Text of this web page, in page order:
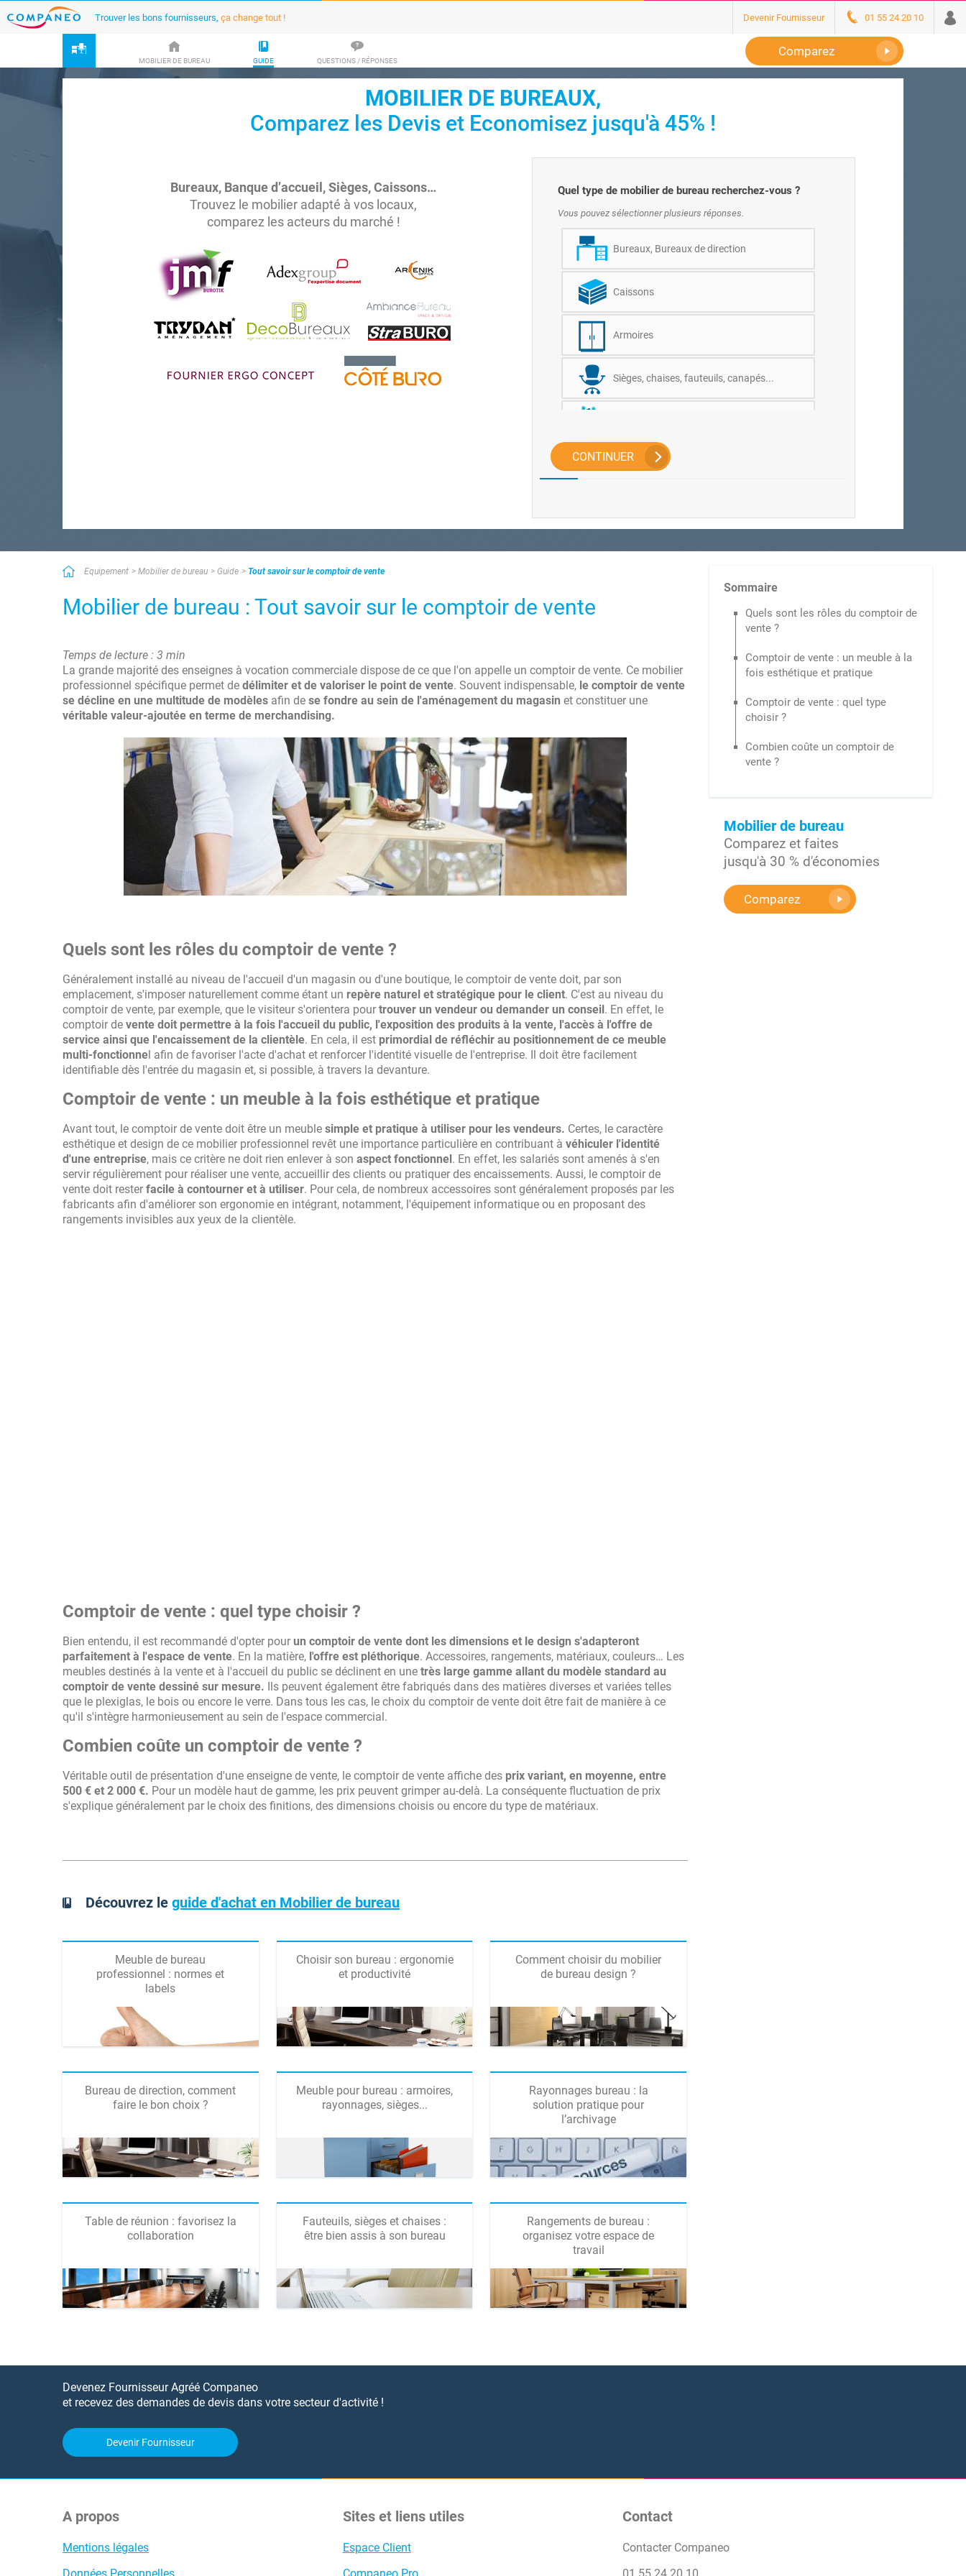
Trouver les bons fournisseurs, ça change tout ! Devenir Fournisseur 01 55 24 20 10
MOBILIER DE BUREAU GUIDE QUESTIONS / RÉPONSES
Comparez
MOBILIER DE BUREAUX,
Comparez les Devis et Economisez jusqu'à 45% !
Bureaux, Banque d’accueil, Sièges, Caissons…
Trouvez le mobilier adapté à vos locaux,
comparez les acteurs du marché !
Quel type de mobilier de bureau recherchez-vous ?
Vous pouvez sélectionner plusieurs réponses.
Bureaux, Bureaux de direction
Caissons
Armoires
Sièges, chaises, fauteuils, canapés...
Banque et comptoir d'accueil
CONTINUER
Equipement Mobilier de bureau Guide Tout savoir sur le comptoir de vente
Mobilier de bureau : Tout savoir sur le comptoir de vente
Temps de lecture : 3 min
La grande majorité des enseignes à vocation commerciale dispose de ce que l'on appelle un comptoir de vente. Ce mobilier
professionnel spécifique permet de délimiter et de valoriser le point de vente. Souvent indispensable, le comptoir de vente
se décline en une multitude de modèles afin de se fondre au sein de l'aménagement du magasin et constituer une
véritable valeur-ajoutée en terme de merchandising.
Quels sont les rôles du comptoir de vente ?
Généralement installé au niveau de l'accueil d'un magasin ou d'une boutique, le comptoir de vente doit, par son
emplacement, s'imposer naturellement comme étant un repère naturel et stratégique pour le client. C'est au niveau du
comptoir de vente, par exemple, que le visiteur s'orientera pour trouver un vendeur ou demander un conseil. En effet, le
comptoir de vente doit permettre à la fois l'accueil du public, l'exposition des produits à la vente, l'accès à l'offre de
service ainsi que l'encaissement de la clientèle. En cela, il est primordial de réfléchir au positionnement de ce meuble
multi-fonctionnel afin de favoriser l'acte d'achat et renforcer l'identité visuelle de l'entreprise. Il doit être facilement
identifiable dès l'entrée du magasin et, si possible, à travers la devanture.
Comptoir de vente : un meuble à la fois esthétique et pratique
Avant tout, le comptoir de vente doit être un meuble simple et pratique à utiliser pour les vendeurs. Certes, le caractère
esthétique et design de ce mobilier professionnel revêt une importance particulière en contribuant à véhiculer l'identité
d'une entreprise, mais ce critère ne doit rien enlever à son aspect fonctionnel. En effet, les salariés sont amenés à s'en
servir régulièrement pour réaliser une vente, accueillir des clients ou pratiquer des encaissements. Aussi, le comptoir de
vente doit rester facile à contourner et à utiliser. Pour cela, de nombreux accessoires sont généralement proposés par les
fabricants afin d'améliorer son ergonomie en intégrant, notamment, l'équipement informatique ou en proposant des
rangements invisibles aux yeux de la clientèle.
Comptoir de vente : quel type choisir ?
Bien entendu, il est recommandé d'opter pour un comptoir de vente dont les dimensions et le design s'adapteront
parfaitement à l'espace de vente. En la matière, l'offre est pléthorique. Accessoires, rangements, matériaux, couleurs… Les
meubles destinés à la vente et à l'accueil du public se déclinent en une très large gamme allant du modèle standard au
comptoir de vente dessiné sur mesure. Ils peuvent également être fabriqués dans des matières diverses et variées telles
que le plexiglas, le bois ou encore le verre. Dans tous les cas, le choix du comptoir de vente doit être fait de manière à ce
qu'il s'intègre harmonieusement au sein de l'espace commercial.
Combien coûte un comptoir de vente ?
Véritable outil de présentation d'une enseigne de vente, le comptoir de vente affiche des prix variant, en moyenne, entre
500 € et 2 000 €. Pour un modèle haut de gamme, les prix peuvent grimper au-delà. La conséquente fluctuation de prix
s'explique généralement par le choix des finitions, des dimensions choisis ou encore du type de matériaux.
Découvrez leguide d'achat en Mobilier de bureau
Meuble de bureau
professionnel : normes et
labels
Choisir son bureau : ergonomie
et productivité
Comment choisir du mobilier
de bureau design ?
Bureau de direction, comment
faire le bon choix ?
Meuble pour bureau : armoires,
rayonnages, sièges...
Rayonnages bureau : la
solution pratique pour
l’archivage
Table de réunion : favorisez la
collaboration
Fauteuils, sièges et chaises :
être bien assis à son bureau
Rangements de bureau :
organisez votre espace de
travail
Sommaire
Quels sont les rôles du comptoir de
vente ?
Comptoir de vente : un meuble à la
fois esthétique et pratique
Comptoir de vente : quel type
choisir ?
Combien coûte un comptoir de
vente ?
Mobilier de bureau
Comparez et faites
jusqu'à 30 % d'économies
Comparez
Devenez Fournisseur Agréé Companeo
et recevez des demandes de devis dans votre secteur d'activité !
Devenir Fournisseur
A propos
Mentions légales
Sites et liens utiles
Espace Client
Contact
Contacter Companeo